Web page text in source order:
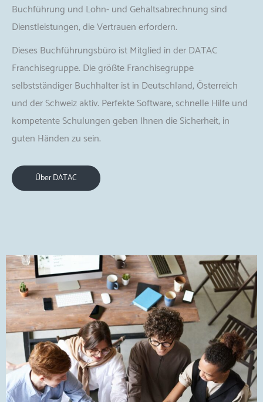
Buchführung und Lohn- und Gehaltsabrechnung sind
Dienstleistungen, die Vertrauen erfordern.
Dieses Buchführungsbüro ist Mitglied in der DATAC
Franchisegruppe. Die größte Franchisegruppe
selbstständiger Buchhalter ist in Deutschland, Österreich
und der Schweiz aktiv. Perfekte Software, schnelle Hilfe und
kompetente Schulungen geben Ihnen die Sicherheit, in
guten Händen zu sein.
Über DATAC